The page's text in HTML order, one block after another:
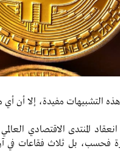
التشبيهات مفيدة، إلا أن أي
المنتدى الاقتصادي
فحسب، بل ثلاث فقاعات في